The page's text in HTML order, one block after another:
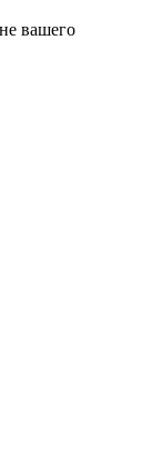
вашего